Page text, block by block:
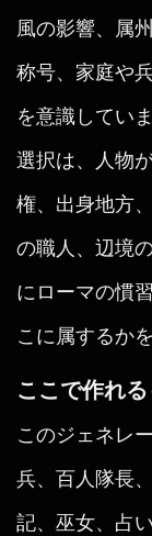
風の影響、属
称号、家庭や
を意識してい
選択は、人物
権、出身地方
の職人、辺境
にローマの慣
こに属するか
ここで作れ
このジェネレ
兵、百人隊長
記、巫女、占